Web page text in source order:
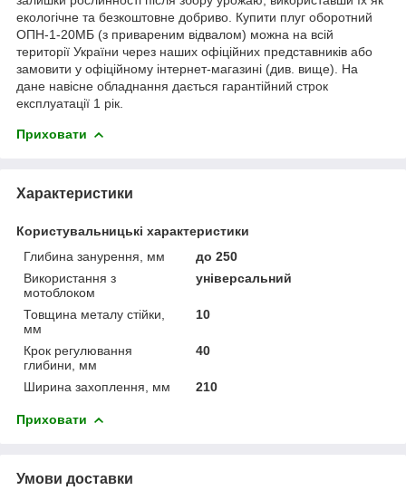
екологічне та безкоштовне добриво. Купити плуг оборотний
ОПН-1-20МБ (з привареним відвалом) можна на всій
території України через наших офіційних представників або
замовити у офіційному інтернет-магазині (див. вище). На
дане навісне обладнання дається гарантійний строк
експлуатації 1 рік.
Приховати
Характеристики
Користувальницькі характеристики
Глибина занурення, мм
до 250
Використання з
мотоблоком
універсальний
Товщина металу стійки,
мм
10
Крок регулювання
глибини, мм
40
Ширина захоплення, мм 210
Приховати
Умови доставки